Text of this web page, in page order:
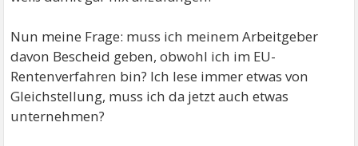
Nun meine Frage: muss ich meinem Arbeitgeber
davon Bescheid geben, obwohl ich im EU-
Rentenverfahren bin? Ich lese immer etwas von
Gleichstellung, muss ich da jetzt auch etwas
unternehmen?